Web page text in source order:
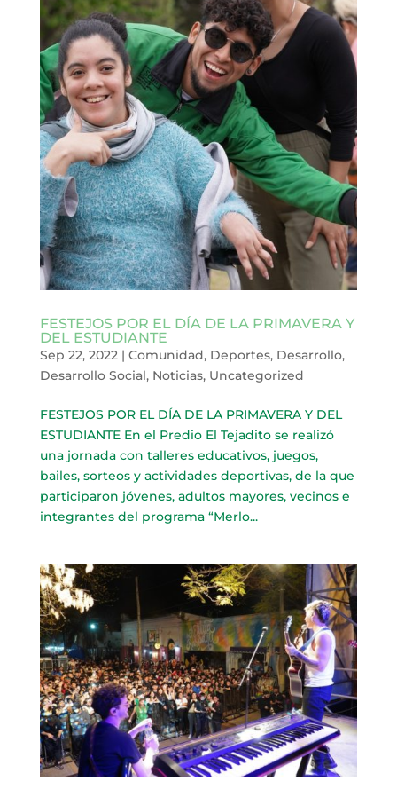
FESTEJOS POR EL DÍA DE LA PRIMAVERA Y
DEL ESTUDIANTE
Sep 22, 2022| Comunidad, Deportes, Desarrollo,
Desarrollo Social, Noticias, Uncategorized
FESTEJOS POR EL DÍA DE LA PRIMAVERA Y DEL
ESTUDIANTE En el Predio El Tejadito se realizó
una jornada con talleres educativos, juegos,
bailes, sorteos y actividades deportivas, de la que
participaron jóvenes, adultos mayores, vecinos e
integrantes del programa “Merlo...